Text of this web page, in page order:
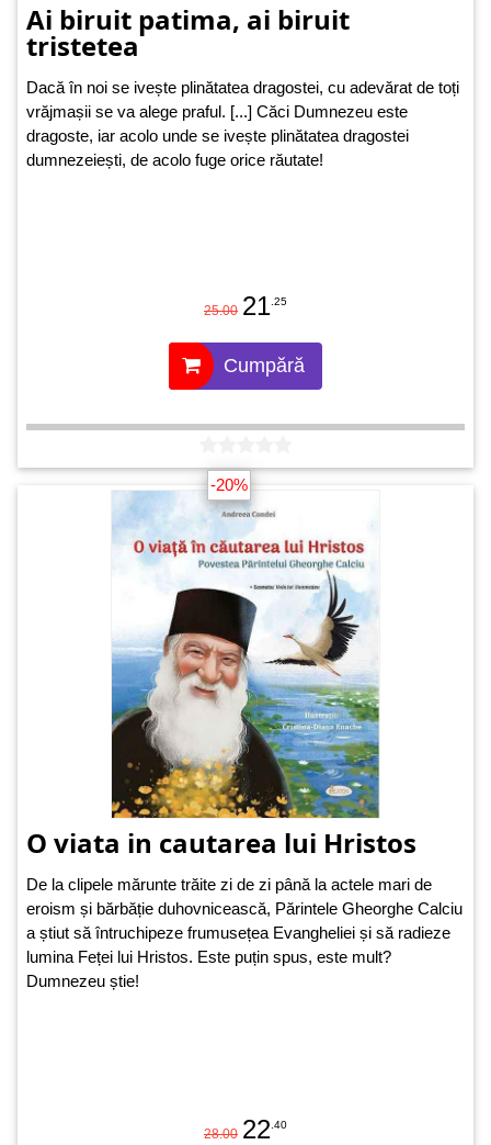
Ai biruit patima, ai biruit
tristetea
Dacă în noi se ivește plinătatea dragostei, cu adevărat de toți
vrăjmașii se va alege praful. [...] Căci Dumnezeu este
dragoste, iar acolo unde se ivește plinătatea dragostei
dumnezeiești, de acolo fuge orice răutate!
25.00 21 .25
Cumpără
-20%
O viata in cautarea lui Hristos
De la clipele mărunte trăite zi de zi până la actele mari de
eroism și bărbăție duhovnicească, Părintele Gheorghe Calciu
a știut să întruchipeze frumusețea Evangheliei și să radieze
lumina Feței lui Hristos. Este puțin spus, este mult?
Dumnezeu știe!
28.00 22 .40